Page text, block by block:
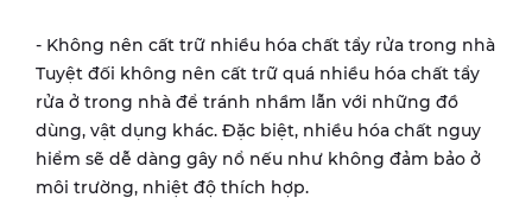
- Không nên cất trữ nhiều hóa chất tẩy rửa trong nhà
Tuyệt đối không nên cất trữ quá nhiều hóa chất tẩy
rửa ở trong nhà để tránh nhầm lẫn với những đồ
dùng, vật dụng khác. Đặc biệt, nhiều hóa chất nguy
hiểm sẽ dễ dàng gây nổ nếu như không đảm bảo ở
môi trường, nhiệt độ thích hợp.